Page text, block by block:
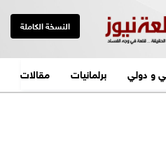
النسخة الكاملة
و دولي برلمانيات مقالات